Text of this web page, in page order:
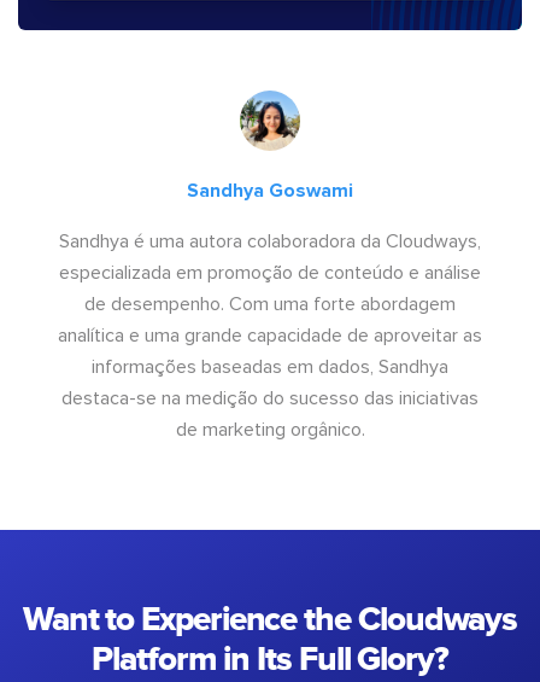
Sandhya Goswami
Sandhya é uma autora colaboradora da Cloudways,
especializada em promoção de conteúdo e análise
de desempenho. Com uma forte abordagem
analítica e uma grande capacidade de aproveitar as
informações baseadas em dados, Sandhya
destaca-se na medição do sucesso das iniciativas
de marketing orgânico.
Want to Experience the Cloudways
Platform in Its Full Glory?